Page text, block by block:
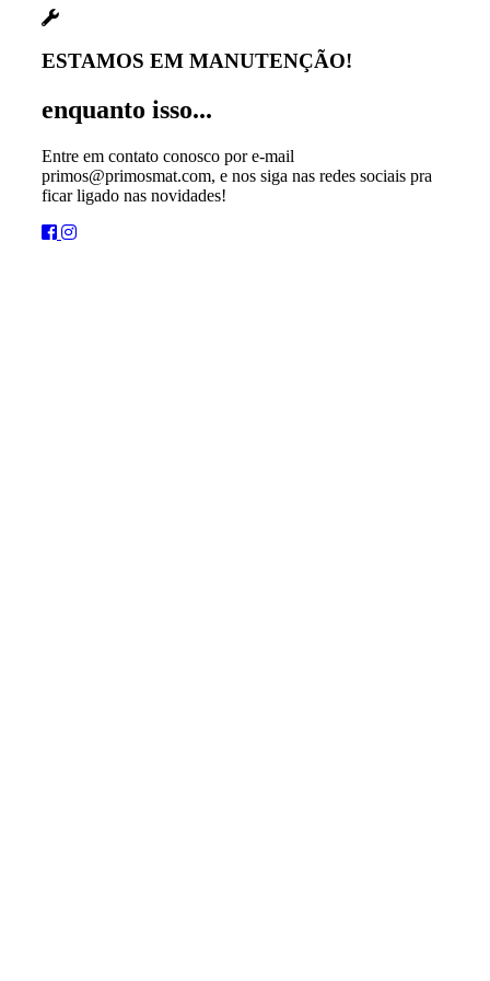
ESTAMOS EM MANUTENÇÃO!
enquanto isso...
Entre em contato conosco por e-mail
primos@primosmat.com, e nos siga nas redes sociais pra
ficar ligado nas novidades!